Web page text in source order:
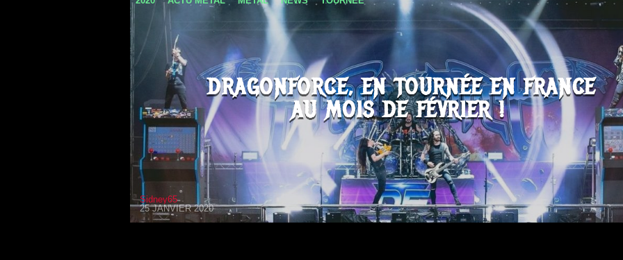
DRAGONFORCE, EN TOURNÉE EN FRANCE
AU MOIS DE FÉVRIER !
Sidney65
25 JANVIER 2020